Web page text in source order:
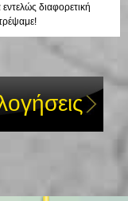
διαφορετική